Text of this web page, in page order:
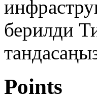
берилди
Points